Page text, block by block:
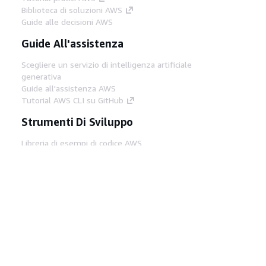
Biblioteca di soluzioni AWS
Guide alle decisioni AWS
Guide All'assistenza
Scegliere un servizio di intelligenza artificiale
generativa
Guide all'assistenza AWS
Tutorial AWS CLI su GitHub
Strumenti Di Sviluppo
Libreria di esempi di codice AWS